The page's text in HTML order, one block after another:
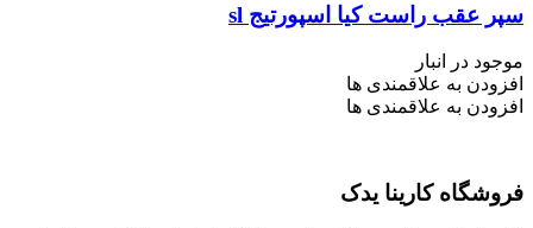
سپر عقب راست کیا اسپورتیج sl
موجود در انبار
افزودن به علاقمندی ها
افزودن به علاقمندی ها
فروشگاه کارینا یدک